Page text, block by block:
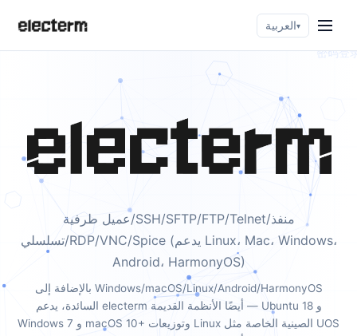
العربية▾
عميل طرفية/SSH/SFTP/FTP/Telnet/منفذ
تسلسلي/RDP/VNC/Spice (يدعم Linux، Mac، Windows،
Android، HarmonyOS)
بالإضافة إلى Windows/macOS/Linux/Android/HarmonyOS
السائدة، يدعم electerm أيضًا الأنظمة القديمة — Ubuntu 18 و
Windows 7 و macOS 10+ وتوزيعات Linux الصينية الخاصة مثل UOS